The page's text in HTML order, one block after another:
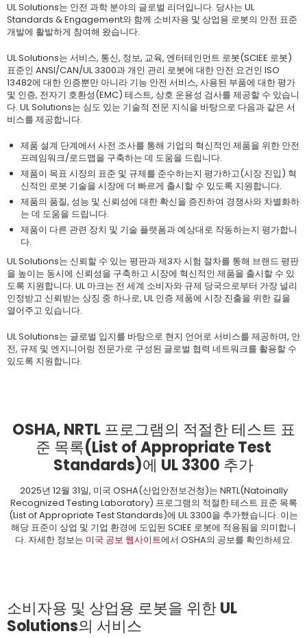
UL Solutions는 안전 과학 분야의 글로벌 리더입니다. 당사는 UL
Standards & Engagement와 함께 소비자용 및 상업용 로봇의 안전 표준
개발에 활발하게 참여해 왔습니다.
UL Solutions는 서비스, 통신, 정보, 교육, 엔터테인먼트 로봇(SCIEE 로봇)
표준인 ANSI/CAN/UL 3300과 개인 관리 로봇에 대한 안전 요건인 ISO
13482에 대한 인증뿐만 아니라 기능 안전 서비스, 사용된 부품에 대한 평가
및 인증, 전자기 호환성(EMC) 테스트, 상호 운용성 검사를 제공할 수 있습니
다. UL Solutions는 심도 있는 기술적 전문 지식을 바탕으로 다음과 같은 서
비스를 제공합니다.
제품 설계 단계에서 사전 조사를 통해 기업의 혁신적인 제품을 위한 안전
프레임워크/로드맵을 구축하는 데 도움을 드립니다.
제품이 목표 시장의 표준 및 규제를 준수하는지 평가하고(시장 진입) 혁
신적인 로봇 기술을 시장에 더 빠르게 출시할 수 있도록 지원합니다.
제품의 품질, 성능 및 신뢰성에 대한 확신을 증진하여 경쟁사와 차별화하
는 데 도움을 드립니다.
제품이 다른 관련 장치 및 기술 플랫폼과 예상대로 작동하는지 평가합니
다.
UL Solutions는 신뢰할 수 있는 평판과 제3자 시험 절차를 통해 브랜드 평판
을 높이는 동시에 신뢰성을 구축하고 시장에 혁신적인 제품을 출시할 수 있
도록 지원합니다. UL 마크는 전 세계 소비자와 규제 당국으로부터 가장 널리
인정받고 신뢰받는 상징 중 하나로, UL 인증 제품에 시장 진출을 위한 길을
열어주고 있습니다.
UL Solutions는 글로벌 입지를 바탕으로 현지 언어로 서비스를 제공하며, 안
전, 규제 및 엔지니어링 전문가로 구성된 글로벌 협력 네트워크를 활용할 수
있도록 지원합니다.
OSHA, NRTL 프로그램의 적절한 테스트 표
준 목록(List of Appropriate Test
Standards)에 UL 3300 추가
2025년 12월 31일, 미국 OSHA(산업안전보건청)는 NRTL(Natoinally
Recognized Testing Laboratory) 프로그램의 적절한 테스트 표준 목록
(List of Appropriate Test Standards)에 UL 3300을 추가했습니다. 이는
해당 표준이 상업 및 기업 환경에 도입된 SCIEE 로봇에 적용됨을 의미합니
다. 자세한 정보는 미국 공보 웹사이트에서 OSHA의 공보를 확인하세요.
소비자용 및 상업용 로봇을 위한 UL
Solutions의 서비스